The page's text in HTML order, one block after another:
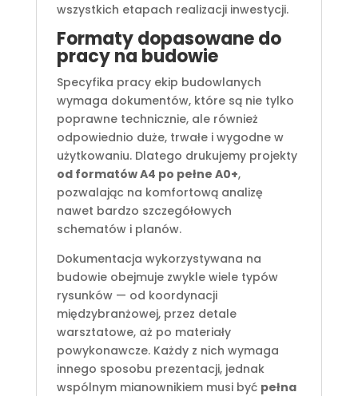
wszystkich etapach realizacji inwestycji.
Formaty dopasowane do
pracy na budowie
Specyfika pracy ekip budowlanych
wymaga dokumentów, które są nie tylko
poprawne technicznie, ale również
odpowiednio duże, trwałe i wygodne w
użytkowaniu. Dlatego drukujemy projekty
od formatów A4 po pełne A0+,
pozwalając na komfortową analizę
nawet bardzo szczegółowych
schematów i planów.
Dokumentacja wykorzystywana na
budowie obejmuje zwykle wiele typów
rysunków — od koordynacji
międzybranżowej, przez detale
warsztatowe, aż po materiały
powykonawcze. Każdy z nich wymaga
innego sposobu prezentacji, jednak
wspólnym mianownikiem musi być pełna